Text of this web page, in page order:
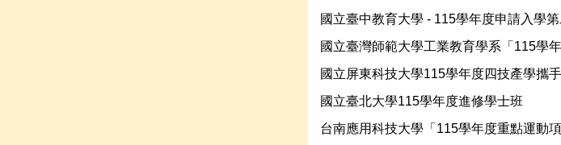
國立臺中教育大學 - 115學年度申請入學
國立臺灣師範大學工業教育學系「115學
國立屏東科技大學115學年度四技產學攜
國立臺北大學115學年度進修學士班
台南應用科技大學「115學年度重點運動